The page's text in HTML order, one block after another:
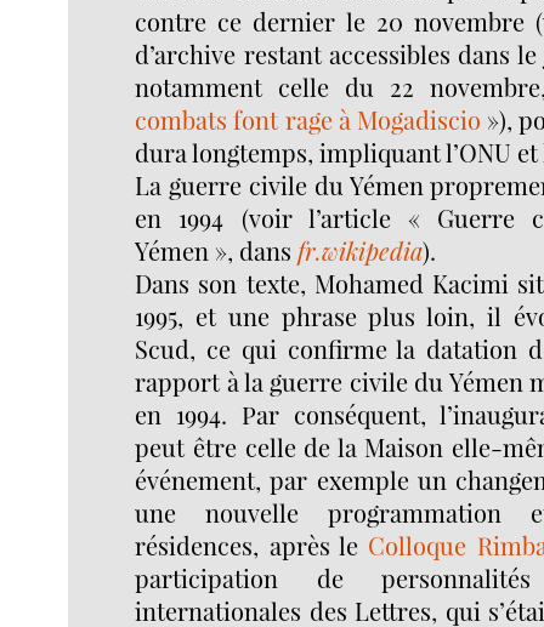
contre ce dernier le 20 novembre
d’archive restant accessibles dans
notamment celle du 22
combats font rage à Mogadiscio »),
dura longtemps, impliquant l’ONU et
La guerre civile du Yémen
en 1994 (voir l’article « Guerre
Yémen », dansfr.wikipedia).
Dans son texte, Mohamed Kacimi
1995, et une phrase plus loin, il
Scud, ce qui confirme la datation
rapport à la guerre civile du Yémen
en 1994. Par conséquent,
peut être celle de la Maison elle-
événement, par exemple un
une nouvelle programmation
résidences, après le Colloque
participation de
internationales des Lettres, qui